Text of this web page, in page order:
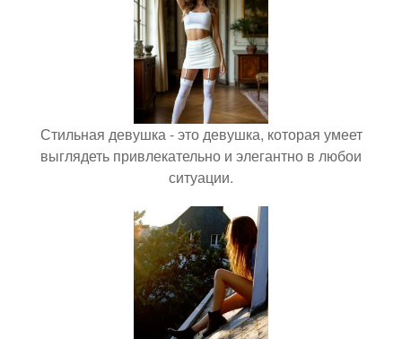
Стильная девушка - это девушка, которая умеет
выглядеть привлекательно и элегантно в любои
ситуации.